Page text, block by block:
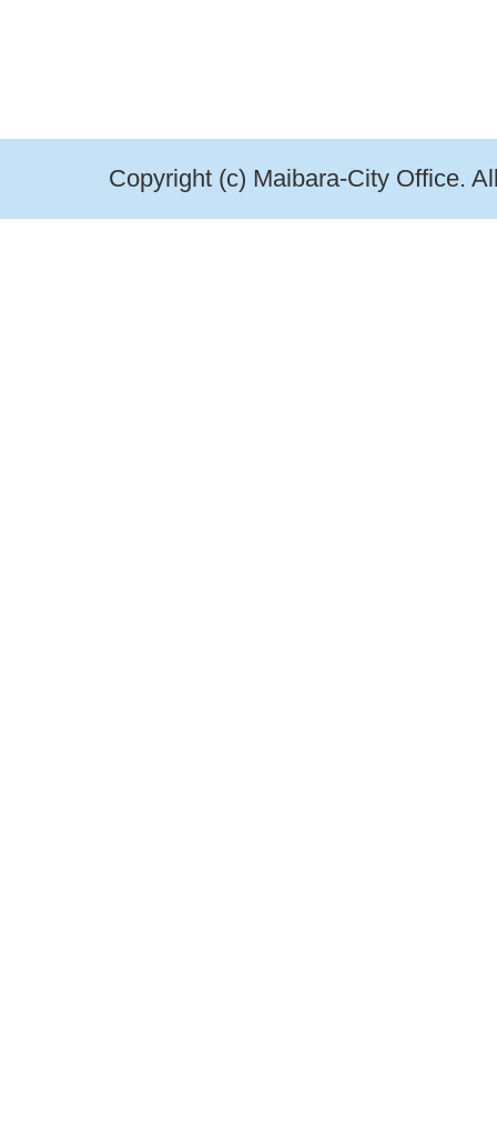
Copyright (c) Maibara-City Office.